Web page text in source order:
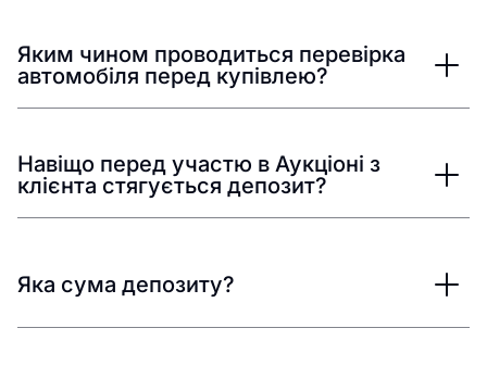
Яким чином проводиться перевірка
автомобіля перед купівлею?
Навіщо перед участю в Аукціоні з
клієнта стягується депозит?
Яка сума депозиту?